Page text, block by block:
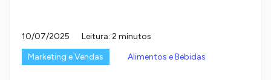
10/07/2025
Leitura: 2 minutos
Marketing e Vendas
Alimentos e Bebidas